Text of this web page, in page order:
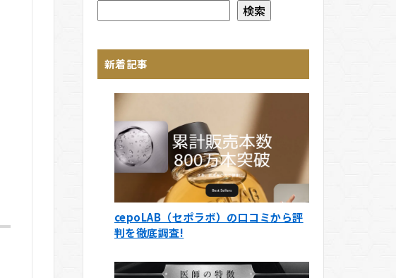
検索
新着記事
cepoLAB（セポラボ）の口コミから評
判を徹底調査!